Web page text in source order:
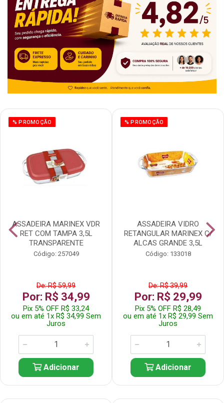
% PROMOÇÃO
ASSADEIRA MARINEX VDR
RET COM TAMPA 3,5L
TRANSPARENTE
Código: 257049
De: R$ 59,99
Por: R$ 34,99
Pix 5% OFF R$ 33,24
ou em até 1x R$ 34,99 Sem
Juros
Adicionar
% PROMOÇÃO
ASSADEIRA VIDRO
RETANGULAR MARINEX C/
ALCAS GRANDE 3,5L
Código: 133018
De: R$ 39,99
Por: R$ 29,99
Pix 5% OFF R$ 28,49
ou em até 1x R$ 29,99 Sem
Juros
Adicionar